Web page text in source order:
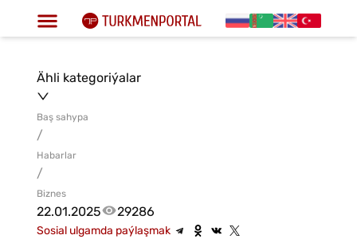
Ähli kategoriýalar
Baş sahypa
/
Habarlar
/
Biznes
22.01.2025 29286
Sosial ulgamda paýlaşmak